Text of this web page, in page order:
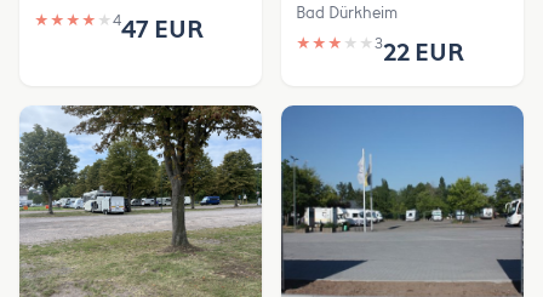
★ ★ ★ ★ ★ 447 EUR
Bad Dürkheim
★ ★ ★ ★ ★ 322 EUR